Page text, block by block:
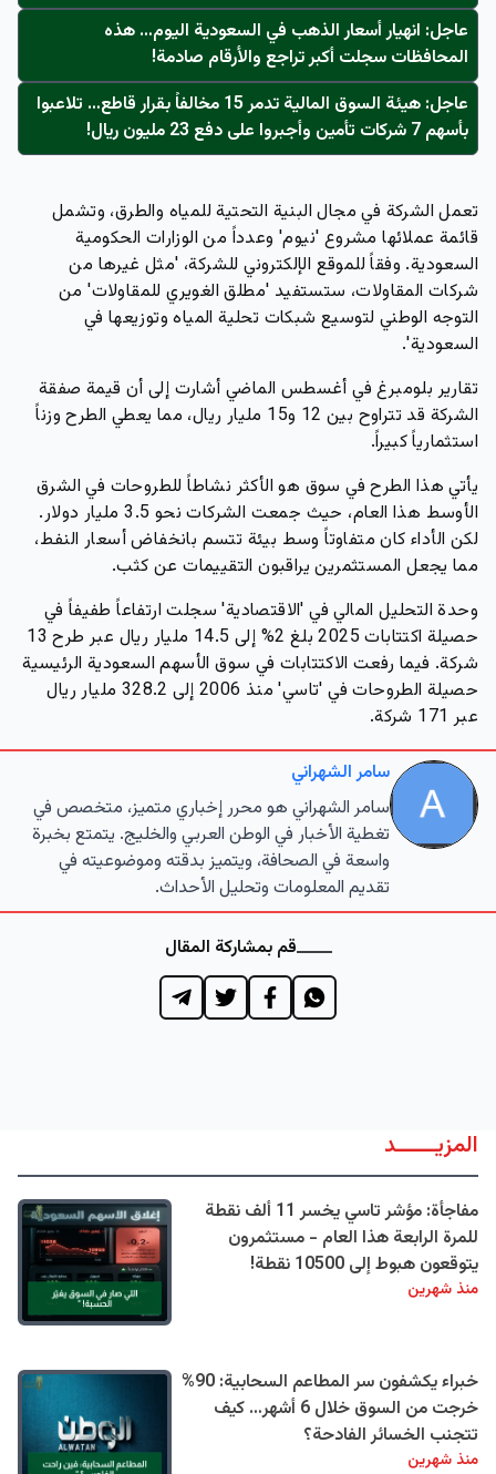
عاجل: انهيار أسعار الذهب في السعودية اليوم… هذه
المحافظات سجلت أكبر تراجع والأرقام صادمة!
عاجل: هيئة السوق المالية تدمر 15 مخالفاً بقرار قاطع… تلاعبوا
بأسهم 7 شركات تأمين وأجبروا على دفع 23 مليون ريال!
تعمل الشركة في مجال البنية التحتية للمياه والطرق، وتشمل
قائمة عملائها مشروع 'نيوم' وعدداً من الوزارات الحكومية
السعودية. وفقاً للموقع الإلكتروني للشركة، 'مثل غيرها من
شركات المقاولات، ستستفيد 'مطلق الغويري للمقاولات' من
التوجه الوطني لتوسيع شبكات تحلية المياه وتوزيعها في
السعودية'.
تقارير بلومبرغ في أغسطس الماضي أشارت إلى أن قيمة صفقة
الشركة قد تتراوح بين 12 و15 مليار ريال، مما يعطي الطرح وزناً
استثمارياً كبيراً.
يأتي هذا الطرح في سوق هو الأكثر نشاطاً للطروحات في الشرق
الأوسط هذا العام، حيث جمعت الشركات نحو 3.5 مليار دولار.
لكن الأداء كان متفاوتاً وسط بيئة تتسم بانخفاض أسعار النفط،
مما يجعل المستثمرين يراقبون التقييمات عن كثب.
وحدة التحليل المالي في 'الاقتصادية' سجلت ارتفاعاً طفيفاً في
حصيلة اكتتابات 2025 بلغ 2% إلى 14.5 مليار ريال عبر طرح 13
شركة. فيما رفعت الاكتتابات في سوق الأسهم السعودية الرئيسية
حصيلة الطروحات في 'تاسي' منذ 2006 إلى 328.2 مليار ريال
عبر 171 شركة.
سامر الشهراني
سامر الشهراني هو محرر إخباري متميز، متخصص في
تغطية الأخبار في الوطن العربي والخليج. يتمتع بخبرة
واسعة في الصحافة، ويتميز بدقته وموضوعيته في
تقديم المعلومات وتحليل الأحداث.
قم بمشاركة المقال
المزيــــــد
مفاجأة: مؤشر تاسي يخسر 11 ألف نقطة
للمرة الرابعة هذا العام - مستثمرون
يتوقعون هبوط إلى 10500 نقطة!
منذ شهرين
خبراء يكشفون سر المطاعم السحابية: 90%
خرجت من السوق خلال 6 أشهر… كيف
تتجنب الخسائر الفادحة؟
منذ شهرين